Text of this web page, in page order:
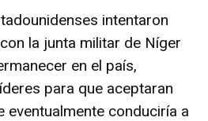
intentaron
la junta militar de Níger
en el país,
para que aceptaran
eventualmente conduciría a